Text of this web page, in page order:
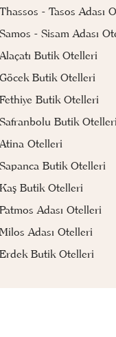
Thassos - Tasos Adası
Samos - Sisam Adası
Alaçatı Butik Otelleri
Göcek Butik Otelleri
Fethiye Butik Otelleri
Safranbolu Butik Otelleri
Atina Otelleri
Sapanca Butik Otelleri
Kaş Butik Otelleri
Patmos Adası Otelleri
Milos Adası Otelleri
Erdek Butik Otelleri